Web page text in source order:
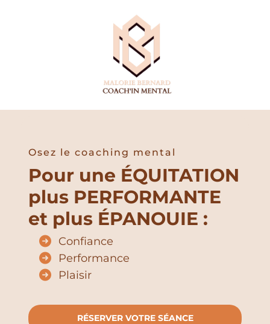
Osez le coaching mental
Pour une ÉQUITATION
plus PERFORMANTE
et plus ÉPANOUIE :
Confiance
Performance
Plaisir
RÉSERVER VOTRE SÉANCE